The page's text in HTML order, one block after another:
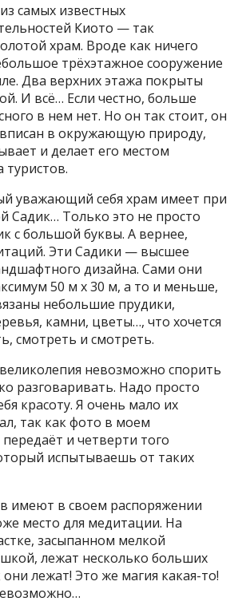
самых известных
Киото — так
храм. Вроде как ничего
трёхэтажное сооружение
Два верхних этажа покрыты
И всё… Если честно, больше
в нем нет. Но он так стоит, он
в окружающую природу,
и делает его местом
туристов.
уважающий себя храм имеет при
Садик… Только это не просто
с большой буквы. А вернее,
Эти Садики — высшее
дизайна. Сами они
50 м х 30 м, а то и меньше,
небольшие прудики,
камни, цветы…, что хочется
смотреть и смотреть.
невозможно спорить
разговаривать. Надо просто
красоту. Я очень мало их
так как фото в моем
и четверти того
испытываешь от таких
имеют в своем распоряжении
место для медитации. На
засыпанном мелкой
лежат несколько больших
лежат! Это же магия какая-то!